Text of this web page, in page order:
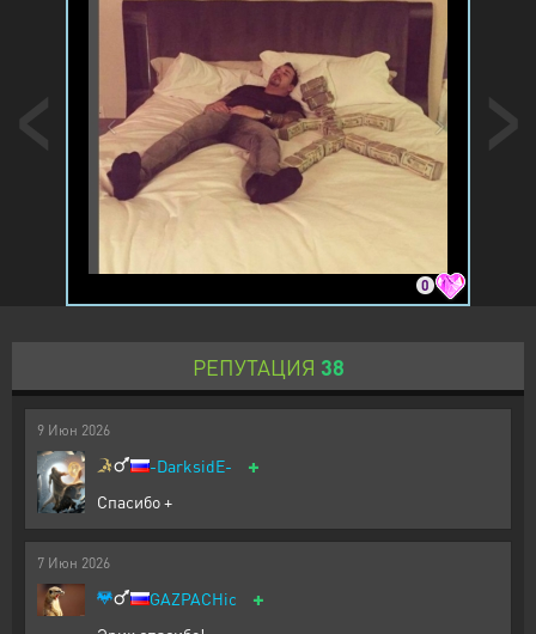
0
РЕПУТАЦИЯ 38
9 Июн 2026
-DarksidE- +
Спасибо +
7 Июн 2026
GAZPACHic +